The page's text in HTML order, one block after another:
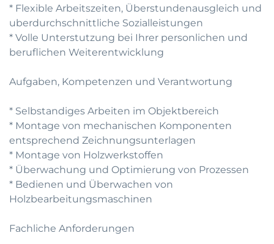
* Flexible Arbeitszeiten, Überstundenausgleich und
uberdurchschnittliche Sozialleistungen
* Volle Unterstutzung bei Ihrer personlichen und
beruflichen Weiterentwicklung
Aufgaben, Kompetenzen und Verantwortung
* Selbstandiges Arbeiten im Objektbereich
* Montage von mechanischen Komponenten
entsprechend Zeichnungsunterlagen
* Montage von Holzwerkstoffen
* Überwachung und Optimierung von Prozessen
* Bedienen und Überwachen von
Holzbearbeitungsmaschinen
Fachliche Anforderungen